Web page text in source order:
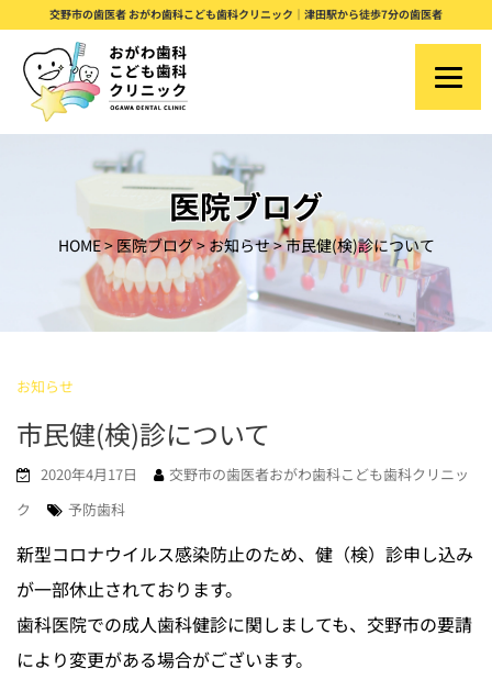
t
交野市の歯医者 おがわ歯科こども歯科クリニック｜津田駅から徒歩7分の歯医者
医院ブログ
HOME> 医院ブログ>お知らせ>市民健(検)診について
お知らせ
市民健(検)診について
2020年4月17日
交野市の歯医者おがわ歯科こども歯科クリニッ
ク
予防歯科
新型コロナウイルス感染防止のため、健（検） 診申し込み
が一部休止されております。
歯科医院での成人歯科健診に関しましても、 交野市の要請
により変更がある場合がございます。